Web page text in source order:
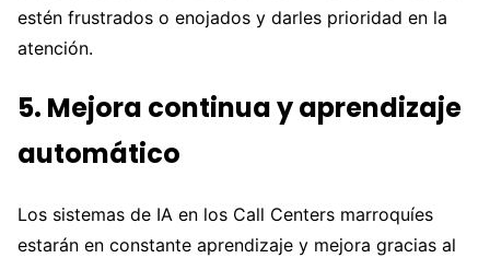
estén frustrados o enojados y darles prioridad en la
atención.
5. Mejora continua y aprendizaje
automático
Los sistemas de IA en los Call Centers marroquíes
estarán en constante aprendizaje y mejora gracias al